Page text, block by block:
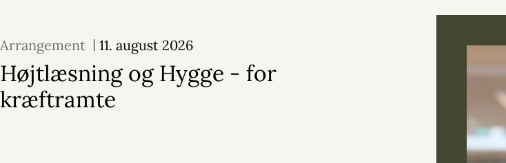
Arrangement 11. august 2026
Højtlæsning og Hygge - for
kræftramte